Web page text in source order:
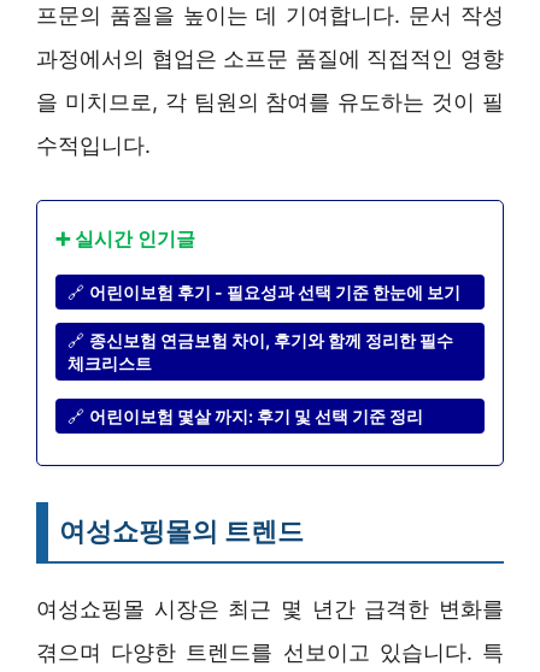
프문의 품질을 높이는 데 기여합니다. 문서 작성
과정에서의 협업은 소프문 품질에 직접적인 영향
을 미치므로, 각 팀원의 참여를 유도하는 것이 필
수적입니다.
➕ 실시간 인기글
🔗 어린이보험 후기 - 필요성과 선택 기준 한눈에 보기
🔗 종신보험 연금보험 차이, 후기와 함께 정리한 필수
체크리스트
🔗 어린이보험 몇살 까지: 후기 및 선택 기준 정리
여성쇼핑몰의 트렌드
여성쇼핑몰 시장은 최근 몇 년간 급격한 변화를
겪으며 다양한 트렌드를 선보이고 있습니다. 특